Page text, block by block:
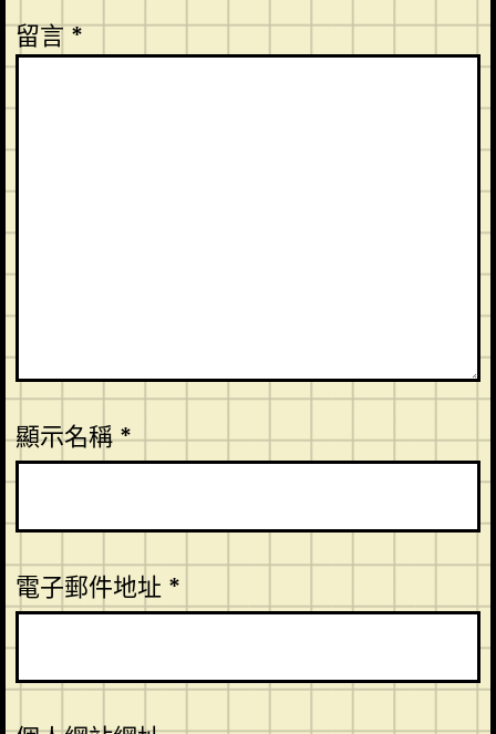
留言*
顯示名稱*
電子郵件地址 *